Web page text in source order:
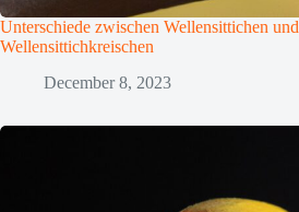
Unterschiede zwischen Wellensittichen und
Wellensittichkreischen
December 8, 2023